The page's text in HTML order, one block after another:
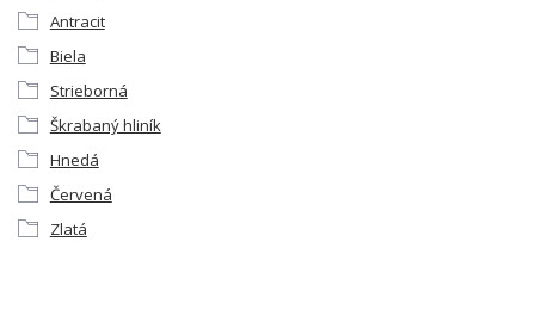
Antracit
Biela
Strieborná
Škrabaný hliník
Hnedá
Červená
Zlatá